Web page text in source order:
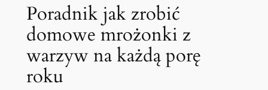
Poradnik jak zrobić
domowe mrożonki z
warzyw na każdą porę
roku